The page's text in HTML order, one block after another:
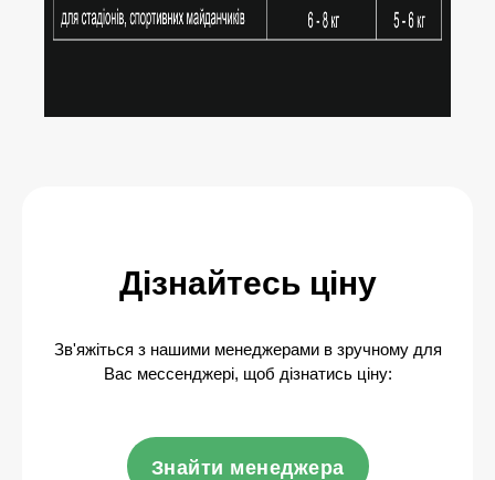
Дізнайтесь ціну
Зв'яжіться з нашими менеджерами в зручному для
Вас мессенджері, щоб дізнатись ціну:
Знайти менеджера